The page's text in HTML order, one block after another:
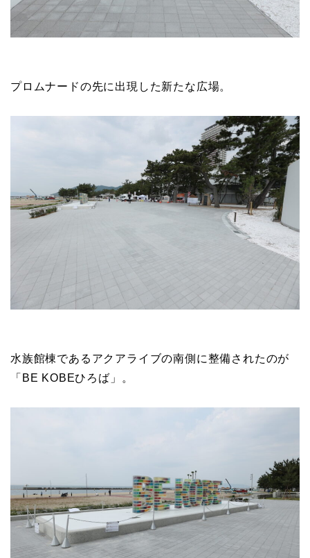
プロムナードの先に出現した新たな広場。
水族館棟であるアクアライブの南側に整備されたのが
「BE KOBEひろば」。